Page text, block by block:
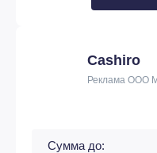
Cashiro
Реклама ООО
Сумма до: